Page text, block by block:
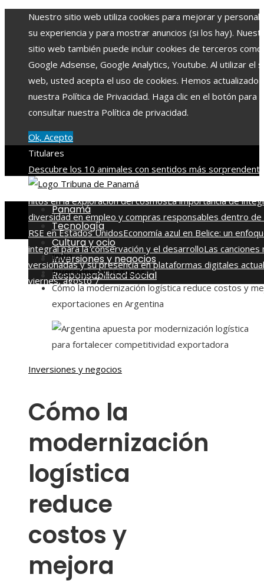
Nuestro sitio web utiliza cookies para mejorar y
su experiencia y para mostrar anuncios (si los hay).
sitio web también puede incluir cookies de terceros como
Google Adsense, Google Analytics, Youtube. Al utilizar el
web, usted acepta el uso de cookies. Hemos actualizado
nuestra Política de Privacidad. Haga clic en el botón para
consultar nuestra Política de privacidad.
Ok, Acepto
Titulares
Descubre los 10 animales con sentidos más
agudos del planetaLas 15 misiones espaciales que
hitos en la exploración del cosmosLa importancia de
diversidad en empleo y compras responsables dentro de
RSE en Estados UnidosEconomía azul en Belice: un
integral para la conservación y el desarrolloLas canciones
versionadas y su presencia en plataformas digitales
viernes, agosto 7
Panamá
Tecnología
Cultura y ocio
Inversiones y negocios
Responsabilidad Social
Inicio
Inversiones y negocios
Cómo la modernización logística reduce costos y
exportaciones en Argentina
Inversiones y negocios
Cómo la
modernización
logística
reduce
costos y
mejora